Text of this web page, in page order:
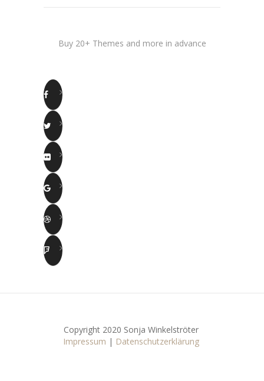
Buy 20+ Themes and more in advance
Copyright 2020 Sonja Winkelströter
Impressum | Datenschutzerklärung